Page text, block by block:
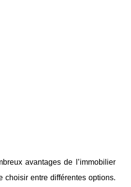
avantages de l’immobilier
choisir entre différentes options.